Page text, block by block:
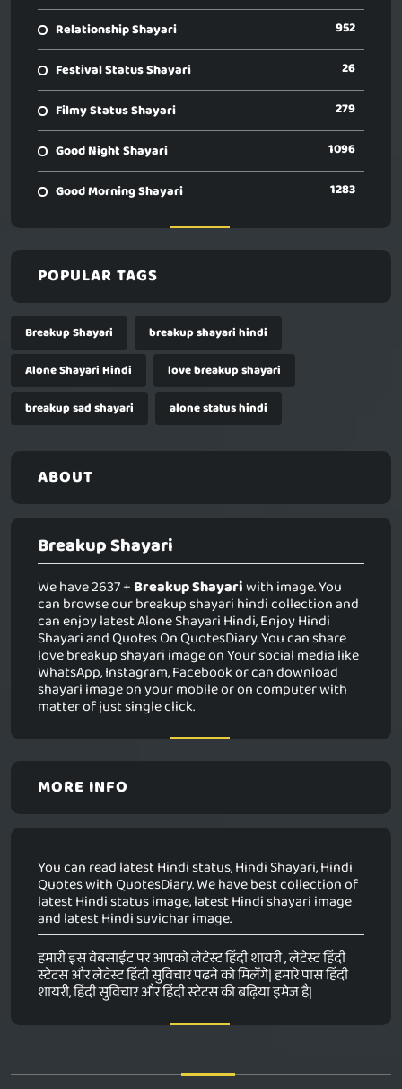
Relationship Shayari 952
Festival Status Shayari 26
Filmy Status Shayari 279
Good Night Shayari 1096
Good Morning Shayari 1283
POPULAR TAGS
Breakup Shayari
breakup shayari hindi
Alone Shayari Hindi
love breakup shayari
breakup sad shayari
alone status hindi
ABOUT
Breakup Shayari
We have 2637 + Breakup Shayariwith image. You
can browse our breakup shayari hindi collection and
can enjoy latest Alone Shayari Hindi, Enjoy Hindi
Shayari and Quotes On QuotesDiary. You can share
love breakup shayari image on Your social media like
WhatsApp, Instagram, Facebook or can download
shayari image on your mobile or on computer with
matter of just single click.
MORE INFO
You can read latest Hindi status, Hindi Shayari, Hindi
Quotes with QuotesDiary. We have best collection of
latest Hindi status image, latest Hindi shayari image
and latest Hindi suvichar image.
हमारी इस वेबसाईट पर आपको लेटेस्ट हिंदी शायरी , लेटेस्ट हिंदी
स्टेटस और लेटेस्ट हिंदी सुविचार पढने को मिलेंगे| हमारे पास हिंदी
शायरी, हिंदी सुविचार और हिंदी स्टेटस की बढ़िया इमेज है|